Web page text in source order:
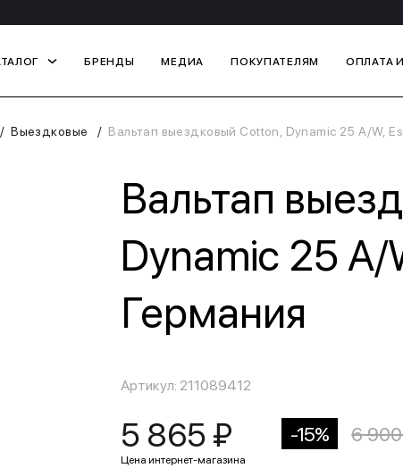
БРЕНДЫ МЕДИА ПОКУПАТЕЛЯМ ОПЛАТА
Выездковые Вальтап выездковый Cotton, Dynamic 25 A/W,
Вальтап
Dynamic 25 A/
Германия
Артикул: 211089412
5 865 ₽ -15% 6